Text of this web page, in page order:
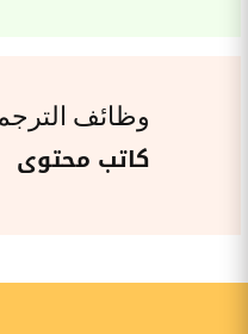
وظائف
كاتب محتوى